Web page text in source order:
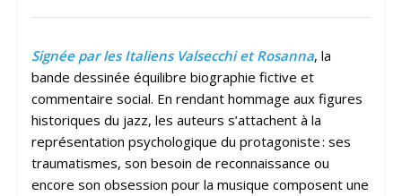
Signée par les Italiens Valsecchi et Rosanna, la
bande dessinée équilibre biographie fictive et
commentaire social. En rendant hommage aux figures
historiques du jazz, les auteurs s’attachent à la
représentation psychologique du protagoniste : ses
traumatismes, son besoin de reconnaissance ou
encore son obsession pour la musique composent une